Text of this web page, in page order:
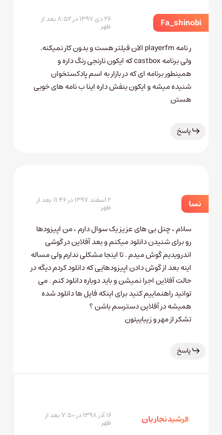
Fa_shinobi ۲۶ دی ۱۳۹۷ در ۸:۵۲ بعد از
ظهر
ر نامه playerfm الان فیلتر هست و بدون کار نمیکنه.
ولی برنامه castbox که ایکون نارنجی رنگ داره و
همینطور برنامه ای که در بازار به اسم پادکستخوان
شنیده میشه و ایکون بنفش داره اینا ب نامه های خوبی
هستن
پاسخ
نسا ۲ اسفند ۱۳۹۷ در ۱۱:۴۶ بعد از
ظهر
سلام ، چنل بی های عزیز یک سوال دارم ، من اپیزودها
رو برای شنیدن دانلود میکنم و بعد آفلاین در گوشی
اندرویدیم گوش میدم . تا اینجا مشکلی ندارم ولی مساله
اینه بعد از گوش دادن اپیزودهایی که دانلود کردم دیگه در
حالت آفلاین اجرا نمیشن و باید دوباره دانلود کنم . می
توانید راهنماییم کنید برای اینکه فایل ها دانلود شده
همیشه در آفلاین دسترسم باشن ؟
تشکر از مهر و زیباییتون
پاسخ
فرشید نجاریان ۱۶ آذر ۱۳۹۸ در ۷:۵۰ بعد از
ظهر